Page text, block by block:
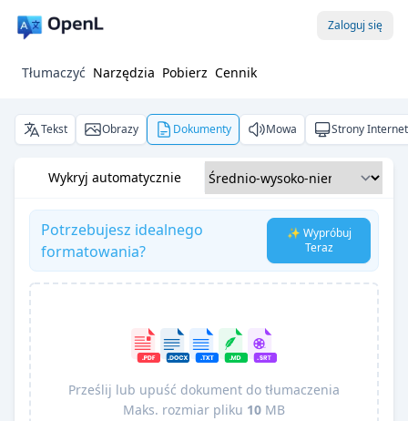
Zaloguj się
Tłumaczyć Narzędzia Pobierz Cennik
Tekst Obrazy Dokumenty Mowa Strony
Wykryj automatycznie
Potrzebujesz idealnego
formatowania?
✨ Wypróbuj
Teraz
Prześlij lub upuść dokument do tłumaczenia
Maks. rozmiar pliku 10 MB